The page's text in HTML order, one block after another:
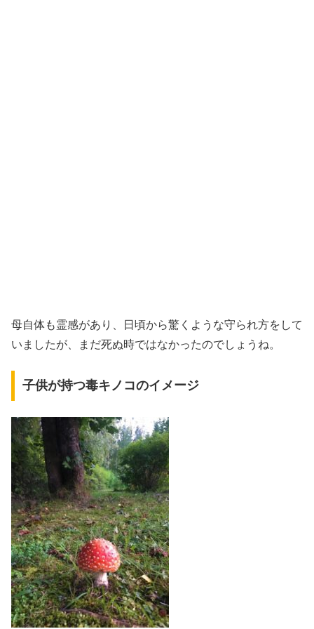
母自体も霊感があり、日頃から驚くような守られ方をして
いましたが、まだ死ぬ時ではなかったのでしょうね。
子供が持つ毒キノコのイメージ